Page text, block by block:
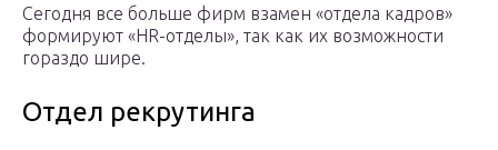
Сегодня все больше фирм взамен «отдела кадров»
формируют «HR-отделы», так как их возможности
гораздо шире.
Отдел рекрутинга